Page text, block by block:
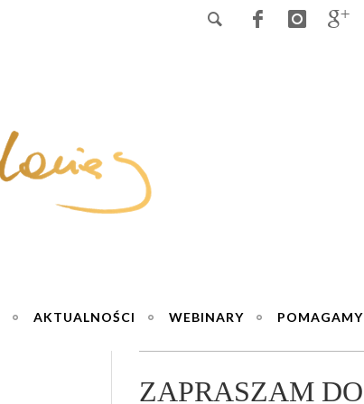
AKTUALNOŚCI WEBINARY POMAGAMY
ZAPRASZAM DO